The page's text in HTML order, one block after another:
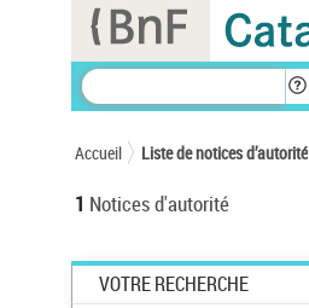
Accueil Liste de notices d’autorité
1 Notices d'autorité
VOTRE RECHERCHE
Panneau de gestion des cookies